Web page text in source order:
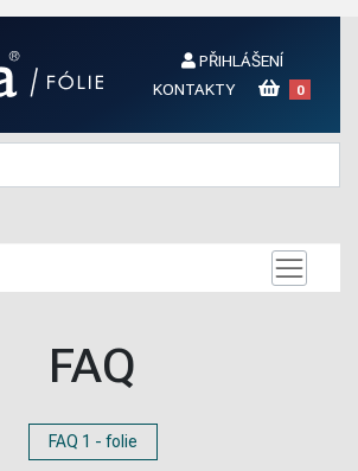
PŘIHLÁŠENÍ
KONTAKTY
0
FAQ
FAQ 1 - folie